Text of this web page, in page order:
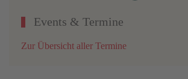
Events & Termine
Zur Übersicht aller Termine